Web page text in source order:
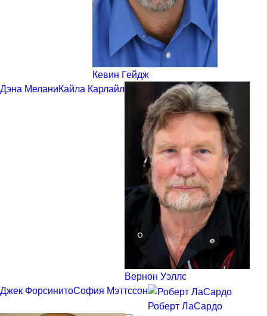
Кевин Гейдж
Дэна МеланиКайла Карлайл
Вернон Уэллс
Джек ФорсинитоСофия Мэттссон
Роберт ЛаСардо